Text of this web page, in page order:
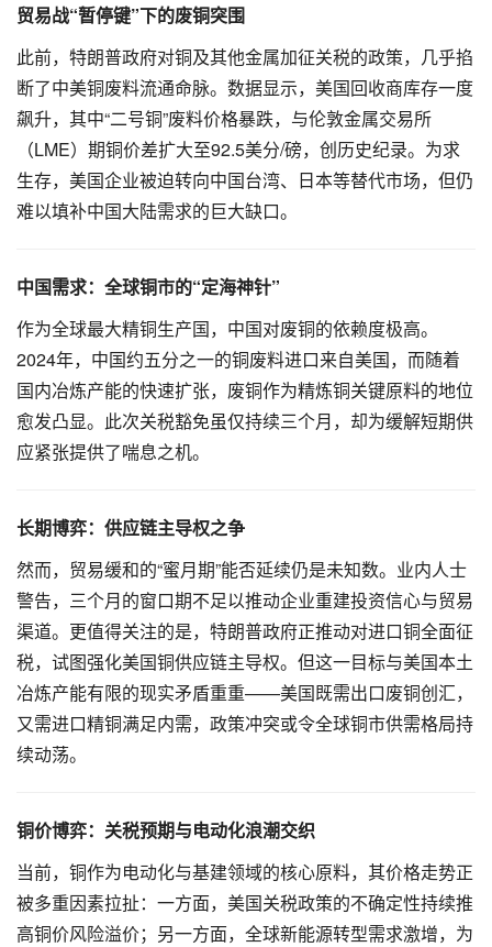
贸易战“暂停键”下的废铜突围
此前，特朗普政府对铜及其他金属加征关税的政策，几乎掐
断了中美铜废料流通命脉。数据显示，美国回收商库存一度
飙升，其中“二号铜”废料价格暴跌，与伦敦金属交易所
（LME）期铜价差扩大至92.5美分/磅，创历史纪录。为求
生存，美国企业被迫转向中国台湾、日本等替代市场，但仍
难以填补中国大陆需求的巨大缺口。
中国需求：全球铜市的“定海神针”
作为全球最大精铜生产国，中国对废铜的依赖度极高。
2024年，中国约五分之一的铜废料进口来自美国，而随着
国内冶炼产能的快速扩张，废铜作为精炼铜关键原料的地位
愈发凸显。此次关税豁免虽仅持续三个月，却为缓解短期供
应紧张提供了喘息之机。
长期博弈：供应链主导权之争
然而，贸易缓和的“蜜月期”能否延续仍是未知数。业内人士
警告，三个月的窗口期不足以推动企业重建投资信心与贸易
渠道。更值得关注的是，特朗普政府正推动对进口铜全面征
税，试图强化美国铜供应链主导权。但这一目标与美国本土
冶炼产能有限的现实矛盾重重——美国既需出口废铜创汇，
又需进口精铜满足内需，政策冲突或令全球铜市供需格局持
续动荡。
铜价博弈：关税预期与电动化浪潮交织
当前，铜作为电动化与基建领域的核心原料，其价格走势正
被多重因素拉扯：一方面，美国关税政策的不确定性持续推
高铜价风险溢价；另一方面，全球新能源转型需求激增，为